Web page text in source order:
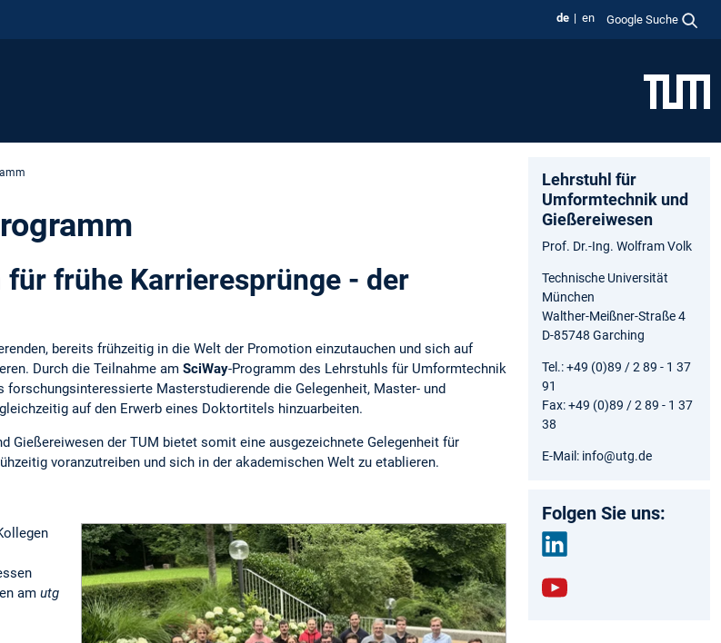
de en Google Suche
frühe Karrieresprünge - der
bereits frühzeitig in die Welt der Promotion einzutauchen und sich auf
Durch die Teilnahme am SciWay-Programm des Lehrstuhls für Umformtechnik
forschungsinteressierte Masterstudierende die Gelegenheit, Master- und
auf den Erwerb eines Doktortitels hinzuarbeiten.
Gießereiwesen der TUM bietet somit eine ausgezeichnete Gelegenheit für
voranzutreiben und sich in der akademischen Welt zu etablieren.
am utg
Lehrstuhl für
Umformtechnik und
Gießereiwesen
Prof. Dr.-Ing. Wolfram Volk
Technische Universität
München
Walther-Meißner-Straße 4
D-85748 Garching
Tel.: +49 (0)89 / 2 89 - 1 37
91
Fax: +49 (0)89 / 2 89 - 1 37
38
E-Mail: info@utg.de
Folgen Sie uns:
edin